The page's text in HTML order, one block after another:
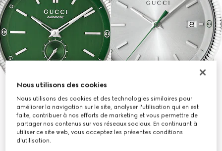
Nous utilisons des cookies
Nous utilisons des cookies et des technologies similaires pour
améliorer la navigation sur le site, analyser l'utilisation qui en est
faite, contribuer à nos efforts de marketing et vous permettre de
partager nos contenus sur vos réseaux sociaux. En continuant à
utiliser ce site web, vous acceptez les présentes conditions
d'utilisation.